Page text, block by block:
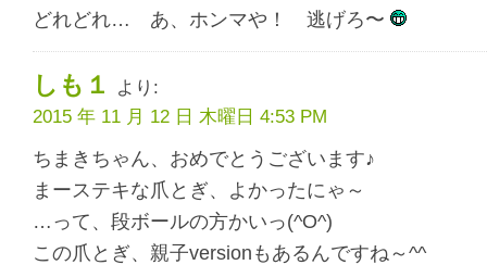
どれどれ… あ、ホンマや！ 逃げろ〜
しも１ より:
2015 年 11 月 12 日 木曜日 4:53 PM
ちまきちゃん、おめでとうございます♪
まーステキな爪とぎ、よかったにゃ～
…って、段ボールの方かいっ(^O^)
この爪とぎ、親子versionもあるんですね～^^